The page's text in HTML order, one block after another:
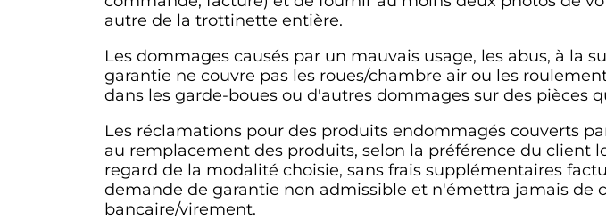
autre de la trottinette entière.
Les dommages causés par un mauvais usage, les abus, à la
garantie ne couvre pas les roues/chambre air ou les
dans les garde-boues ou d'autres dommages sur des pièces
Les réclamations pour des produits endommagés couverts
au remplacement des produits, selon la préférence du client
regard de la modalité choisie, sans frais supplémentaires
demande de garantie non admissible et n'émettra jamais de
bancaire/virement.